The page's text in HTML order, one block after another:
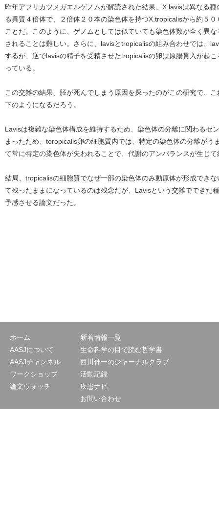
昨年アフリカツメガエルゲノムが解読された結果、X.lavisは異なる
る異質４倍体で、２倍体２０本の染色体を持つX.tropicalisから約５
ことだ。このように、ゲノムとしては似ていても染色体数が全く異
されることは難しい。さらに、lavisとtropicalisの組み合わせでは、
するが、逆でlavisの精子を受精させたtropicalisの卵は原腸貫入が起
っている。
この交雑の結果、胚が死んでしまう原因を探ったのがこの研究で、
下のようになるだろう。
Lavisは複雑な染色体構成を維持するため、染色体の分離に関わるセ
まったため、toropicalis卵の細胞質内では、特定の染色体の分離がう
て常に特定の染色体が失われることで、代謝のアンバランスが生じ
結局、tropicalisの細胞質でなぜ一部の染色体のみ動原体が形成でき
て残ったままになっているのは残念だが、Lavisという交雑でできた
予感させる論文だった。
ホーム
AASJについて
AASJチャンネル
ワークショップ
論文ウォッチ
新着情報一覧
生命科学の目で読む哲学書
西川伸一のジャーナルクラブ
活動記録
疾患ナビ
お問い合わせ